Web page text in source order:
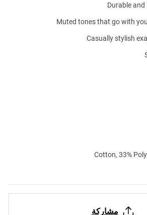
Durable
Muted tones that go with
Casually stylish
مشاركة